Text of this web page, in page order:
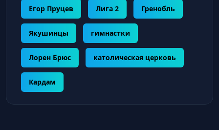
Егор Пруцев Лига 2 Гренобль
Якушинцы гимнастки
Лорен Брюс католическая церковь
Кардам